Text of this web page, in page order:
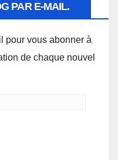
PAR E-MAIL.
pour vous abonner à
de chaque nouvel